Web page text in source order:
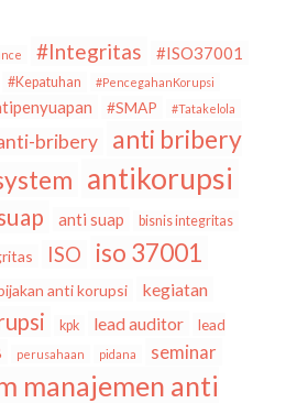
#Integritas #ISO37001
#Kepatuhan #PencegahanKorupsi
#SMAP #Tatakelola
bribery
anti bribery
antikorupsi
anti suap bisnis integritas
ISO iso 37001
anti korupsi kegiatan
kpk lead auditor
lead
perusahaan pidana seminar
manajemen anti